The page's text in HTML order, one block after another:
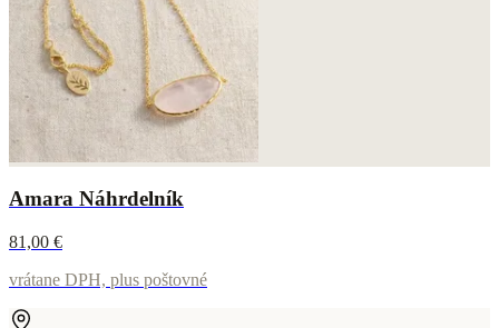
Amara Náhrdelník
81,00 €
vrátane DPH, plus poštovné